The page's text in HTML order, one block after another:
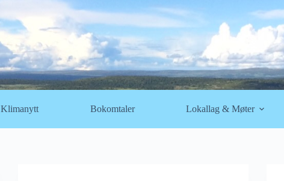
Klimanytt Bokomtaler Lokallag & Møter